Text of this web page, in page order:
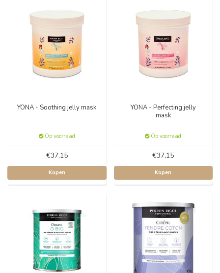
YONA - Soothing jelly mask
Op voorraad
€37,15
Kopen
YONA - Perfecting jelly
mask
Op voorraad
€37,15
Kopen